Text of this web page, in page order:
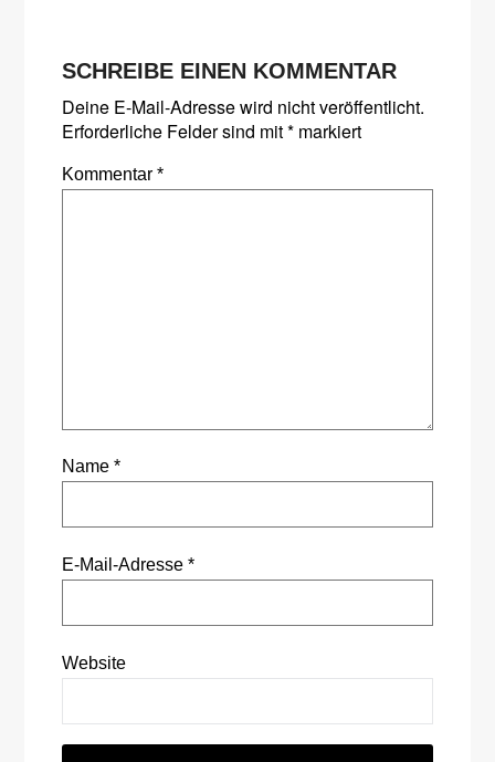
SCHREIBE EINEN KOMMENTAR
Deine E-Mail-Adresse wird nicht veröffentlicht.
Erforderliche Felder sind mit*markiert
Kommentar *
Name *
E-Mail-Adresse *
Website